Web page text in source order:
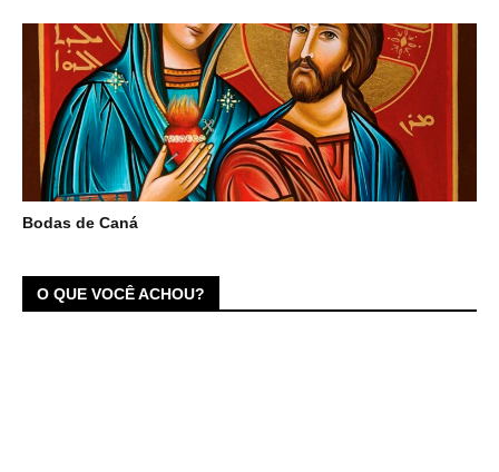
Bodas de Caná
O QUE VOCÊ ACHOU?